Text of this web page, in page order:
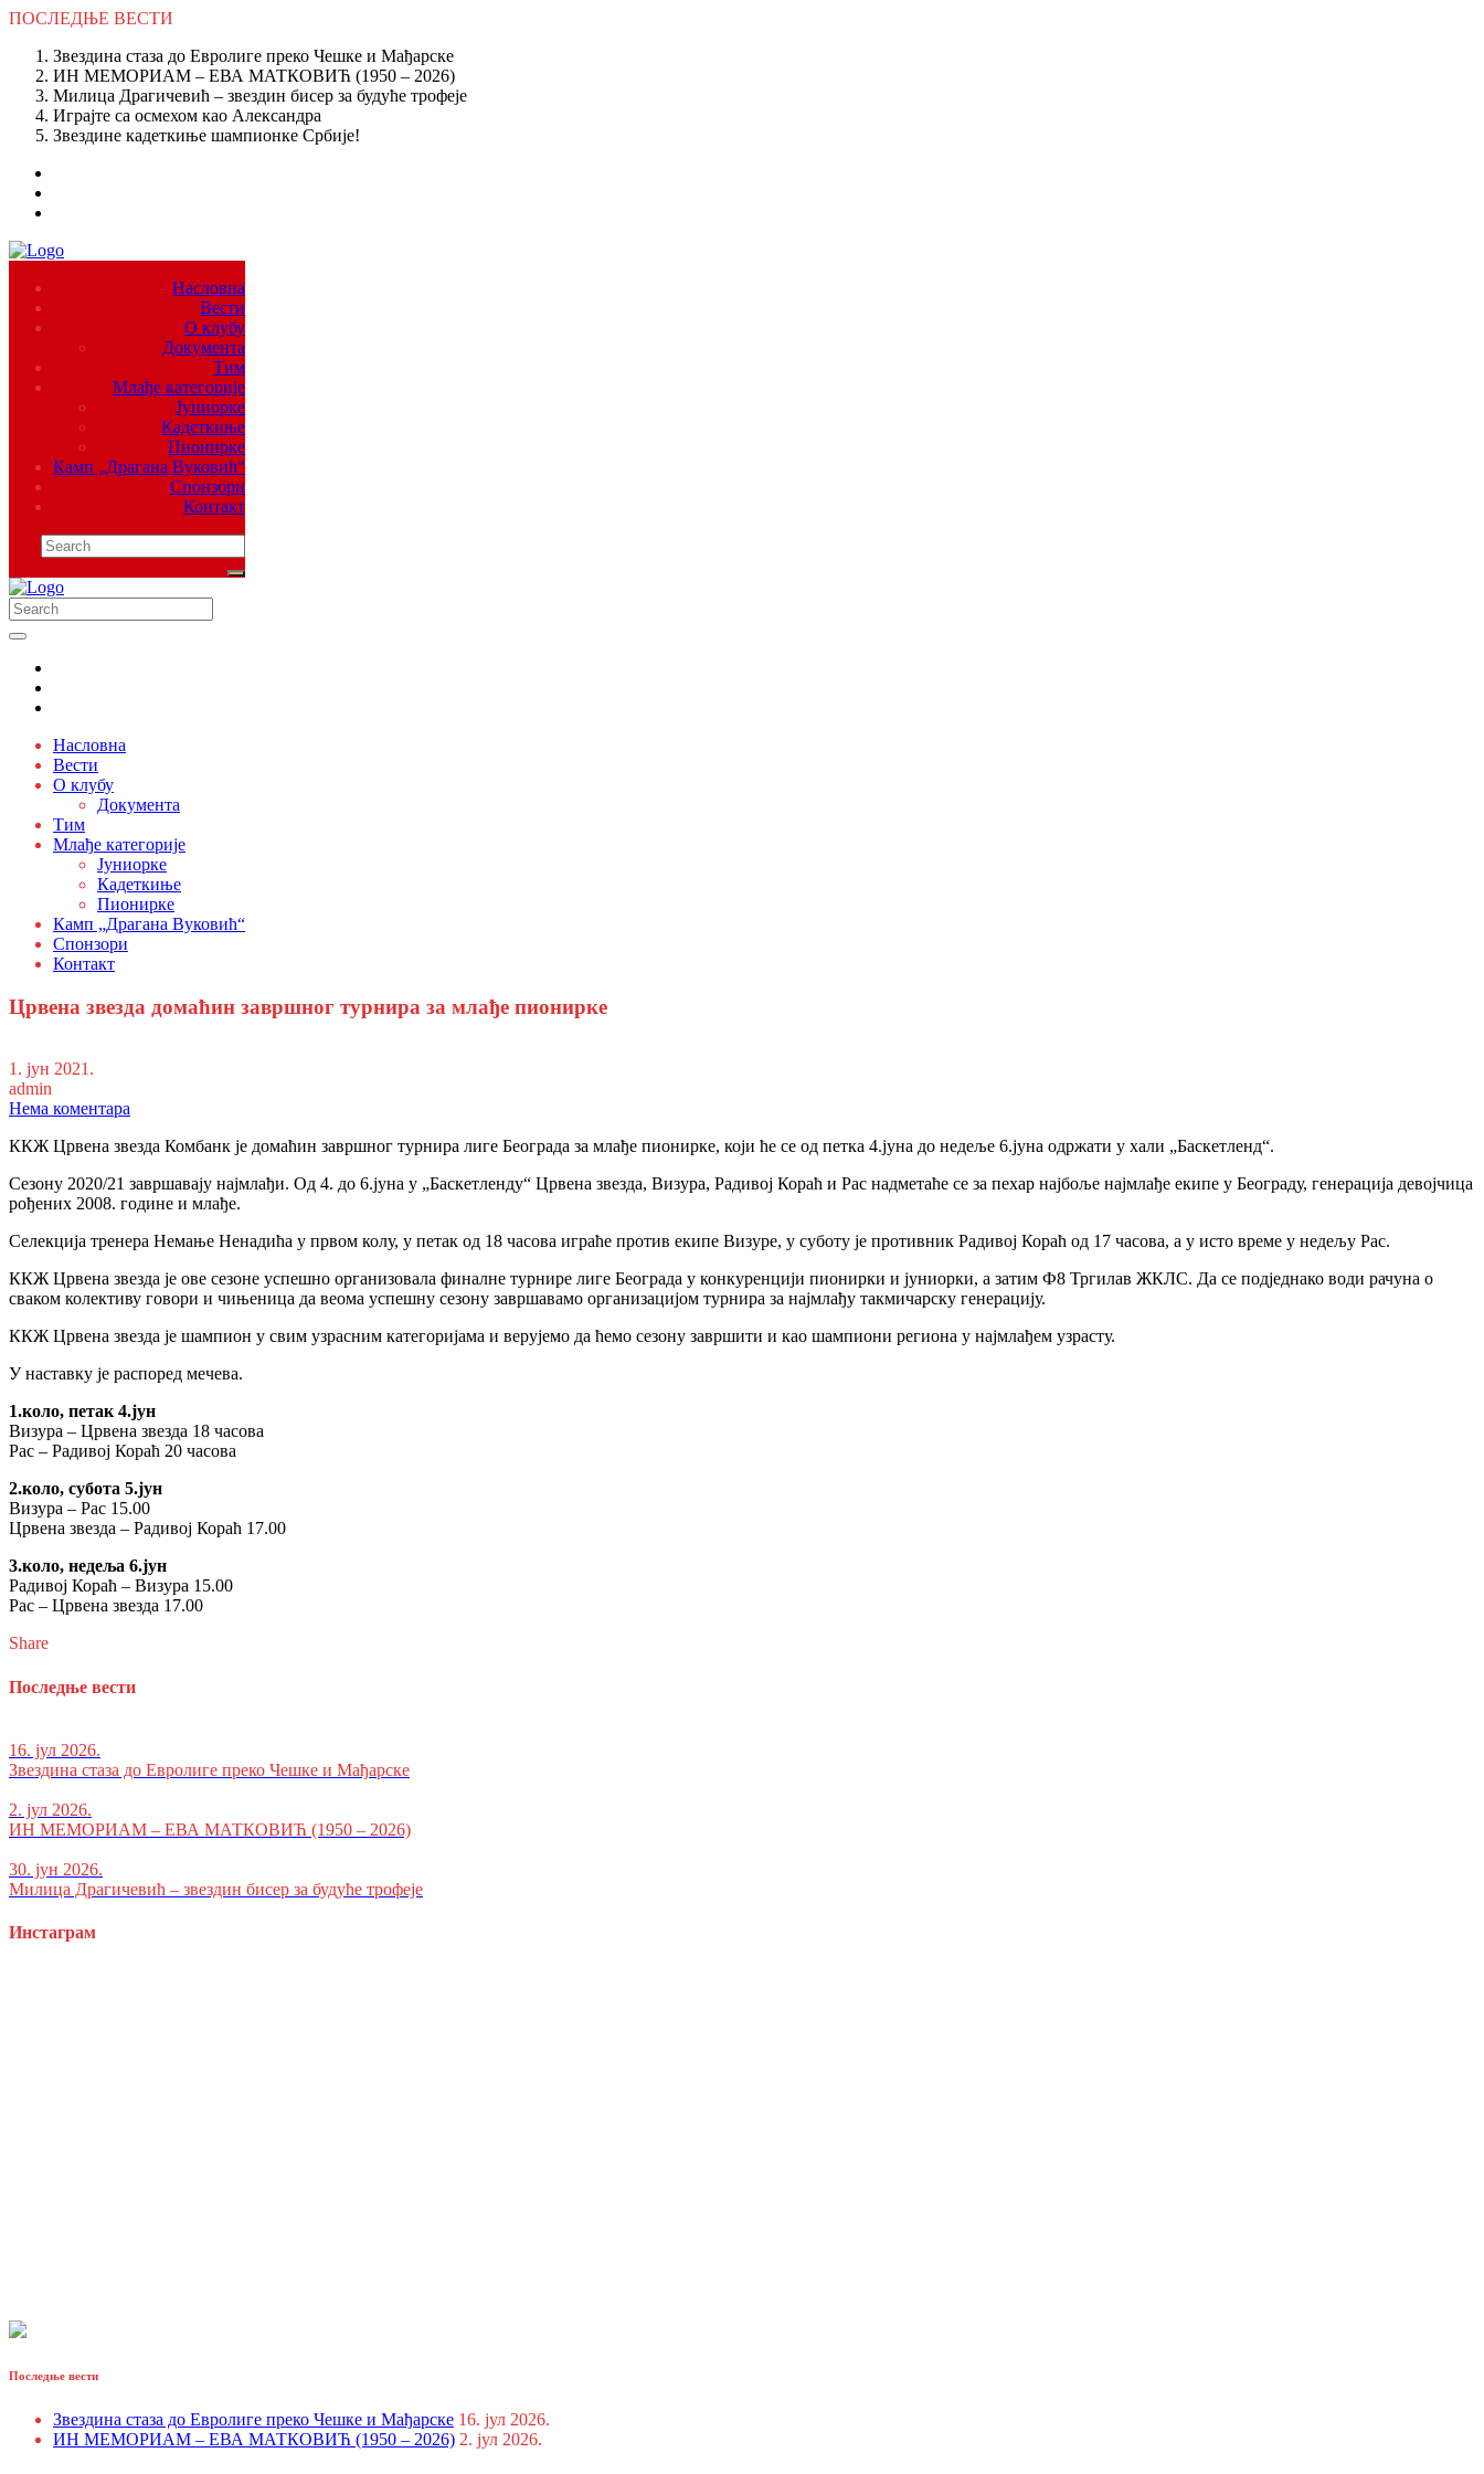
ПОСЛЕДЊЕ ВЕСТИ
Звездина стаза до Евролиге преко Чешке и Мађарске
ИН МЕМОРИАМ – ЕВА МАТКОВИЋ (1950 – 2026)
Милица Драгичевић – звездин бисер за будуће трофеје
Играјте са осмехом као Александра
Звездине кадеткиње шампионке Србије!
Насловна
Вести
О клубу
Документа
Тим
Млађе категорије
Јуниорке
Кадеткиње
Пионирке
Камп „Драгана Вуковић“
Спонзори
Контакт
Насловна
Вести
О клубу
Документа
Тим
Млађе категорије
Јуниорке
Кадеткиње
Пионирке
Камп „Драгана Вуковић“
Спонзори
Контакт
Црвена звезда домаћин завршног турнира за млађе пионирке
1. јун 2021.
admin
Нема коментара
ККЖ Црвена звезда Комбанк је домаћин завршног турнира лиге Београда за млађе пионирке, који ће се од петка 4.јуна до недеље 6.јуна одржати у хали „Баскетленд“.
Сезону 2020/21 завршавају најмлађи. Од 4. до 6.јуна у „Баскетленду“ Црвена звезда, Визура, Радивој Кораћ и Рас надметаће се за пехар најбоље најмлађе екипе у Београду, генерација девојчица
рођених 2008. године и млађе.
Селекција тренера Немање Ненадића у првом колу, у петак од 18 часова играће против екипе Визуре, у суботу је противник Радивој Кораћ од 17 часова, а у исто време у недељу Рас.
ККЖ Црвена звезда је ове сезоне успешно организовала финалне турнире лиге Београда у конкуренцији пионирки и јуниорки, а затим Ф8 Тргилав ЖКЛС. Да се подједнако води рачуна о
сваком колективу говори и чињеница да веома успешну сезону завршавамо организацијом турнира за најмлађу такмичарску генерацију.
ККЖ Црвена звезда је шампион у свим узрасним категоријама и верујемо да ћемо сезону завршити и као шампиони региона у најмлађем узрасту.
У наставку је распоред мечева.
1.коло, петак 4.јун
Визура – Црвена звезда 18 часова
Рас – Радивој Кораћ 20 часова
2.коло, субота 5.јун
Визура – Рас 15.00
Црвена звезда – Радивој Кораћ 17.00
3.коло, недеља 6.јун
Радивој Кораћ – Визура 15.00
Рас – Црвена звезда 17.00
Share
Последње вести
16. јул 2026.
Звездина стаза до Евролиге преко Чешке и Мађарске
2. јул 2026.
ИН МЕМОРИАМ – ЕВА МАТКОВИЋ (1950 – 2026)
30. јун 2026.
Милица Драгичевић – звездин бисер за будуће трофеје
Инстаграм
Последње вести
Звездина стаза до Евролиге преко Чешке и Мађарске 16. јул 2026.
ИН МЕМОРИАМ – ЕВА МАТКОВИЋ (1950 – 2026) 2. јул 2026.